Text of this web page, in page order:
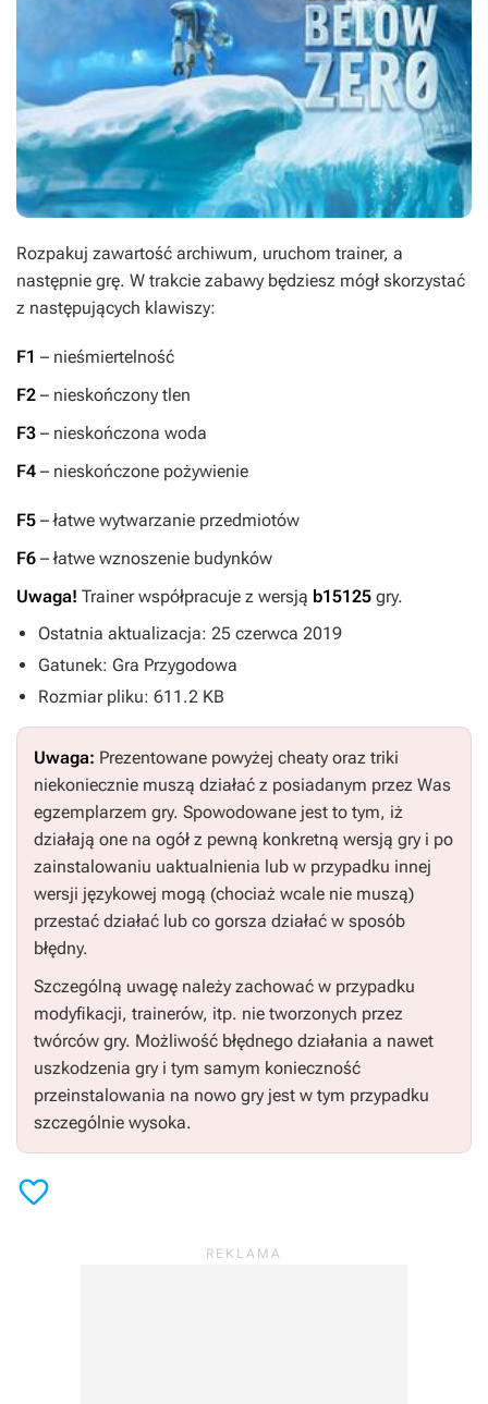
Rozpakuj zawartość archiwum, uruchom trainer, a
następnie grę. W trakcie zabawy będziesz mógł skorzystać
z następujących klawiszy:
F1 – nieśmiertelność
F2 – nieskończony tlen
F3 – nieskończona woda
F4 – nieskończone pożywienie
F5 – łatwe wytwarzanie przedmiotów
F6 – łatwe wznoszenie budynków
Uwaga! Trainer współpracuje z wersją b15125 gry.
Ostatnia aktualizacja: 25 czerwca 2019
Gatunek: Gra Przygodowa
Rozmiar pliku: 611.2 KB
Uwaga: Prezentowane powyżej cheaty oraz triki
niekoniecznie muszą działać z posiadanym przez Was
egzemplarzem gry. Spowodowane jest to tym, iż
działają one na ogół z pewną konkretną wersją gry i po
zainstalowaniu uaktualnienia lub w przypadku innej
wersji językowej mogą (chociaż wcale nie muszą)
przestać działać lub co gorsza działać w sposób
błędny.
Szczególną uwagę należy zachować w przypadku
modyfikacji, trainerów, itp. nie tworzonych przez
twórców gry. Możliwość błędnego działania a nawet
uszkodzenia gry i tym samym konieczność
przeinstalowania na nowo gry jest w tym przypadku
szczególnie wysoka.
